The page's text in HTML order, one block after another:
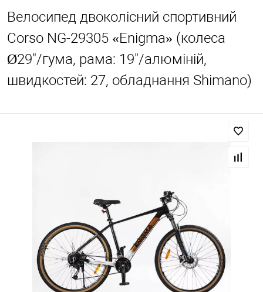
Велосипед двоколісний спортивний
Corso NG-29305 «Enigma» (колеса
Ø29"/гума, рама: 19"/алюміній,
швидкостей: 27, обладнання Shimano)